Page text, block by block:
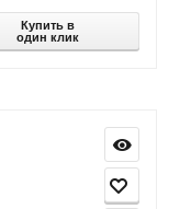
Купить в
один клик